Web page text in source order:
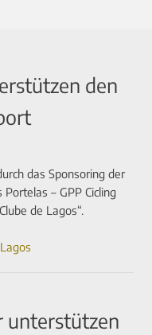
den
das Sponsoring der
– GPP Cicling
de Lagos“.
unterstützen